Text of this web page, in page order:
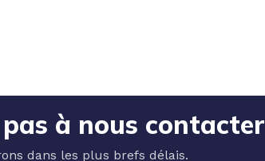
à nous contacter
dans les plus brefs délais.